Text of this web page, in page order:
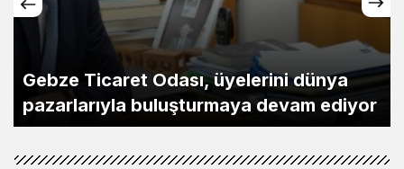
Gebze Ticaret Odası, üyelerini dünya
pazarlarıyla buluşturmaya devam ediyor